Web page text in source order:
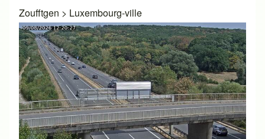
Zoufftgen > Luxembourg-ville